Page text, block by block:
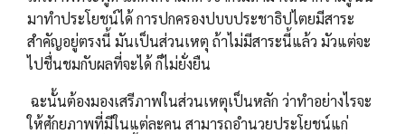
มาทำประโยชน์ได้ การปกครองปบบประชาธิปไตยมีสาระ
สำคัญอยู่ตรงนี้ มันเป็นส่วนเหตุ ถ้าไม่มีสาระนี้แล้ว มัวแต่จะ
ไปชื่นชมกับผลที่จะได้ ก็ไม่ยั่งยืน
ฉะนั้นต้องมองเสรีภาพในส่วนเหตุเป็นหลัก ว่าทำอย่างไรจะ
ให้ศักยภาพที่มีในแต่ละคน สามารถอำนวยประโยชน์แก่